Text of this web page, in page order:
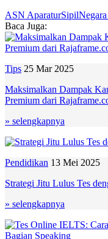
ASN AparaturSipilNegara
Baca Juga:
Tips 25 Mar 2025
Maksimalkan Dampak
Premium dari
» selengkapnya
Pendidikan 13 Mei 2025
Strategi Jitu Lulus Tes
» selengkapnya